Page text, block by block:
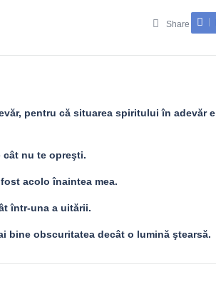
Share
pentru că situarea spiritului în adevăr e
cât nu te opreşti.
acolo înaintea mea.
într-una a uitării.
bine obscuritatea decât o lumină ştearsă.